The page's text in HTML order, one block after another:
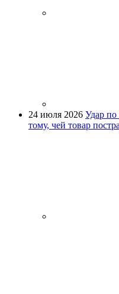
24 июля 2026 Удар по
тому, чей товар